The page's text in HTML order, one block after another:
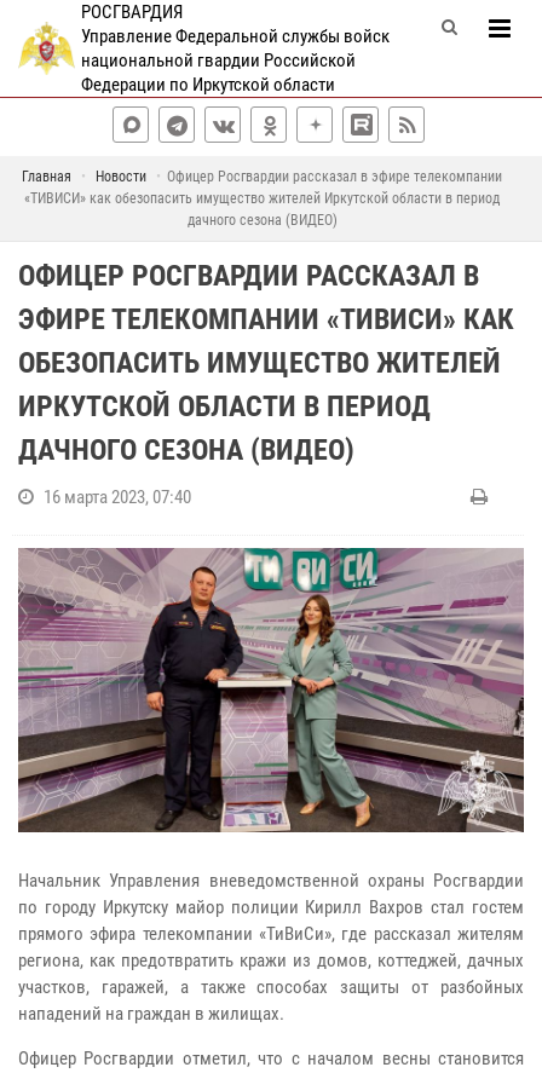
РОСГВАРДИЯ
Управление Федеральной службы войск
национальной гвардии Российской
Федерации по Иркутской области
Главная Новости
Офицер Росгвардии рассказал в эфире телекомпании
«ТИВИСИ» как обезопасить имущество жителей Иркутской области в период
дачного сезона (ВИДЕО)
ОФИЦЕР РОСГВАРДИИ РАССКАЗАЛ В
ЭФИРЕ ТЕЛЕКОМПАНИИ «ТИВИСИ» КАК
ОБЕЗОПАСИТЬ ИМУЩЕСТВО ЖИТЕЛЕЙ
ИРКУТСКОЙ ОБЛАСТИ В ПЕРИОД
ДАЧНОГО СЕЗОНА (ВИДЕО)
16 марта 2023, 07:40
Начальник Управления вневедомственной охраны Росгвардии
по городу Иркутску майор полиции Кирилл Вахров стал гостем
прямого эфира телекомпании «ТиВиСи», где рассказал жителям
региона, как предотвратить кражи из домов, коттеджей, дачных
участков, гаражей, а также способах защиты от разбойных
нападений на граждан в жилищах.
Офицер Росгвардии отметил, что с началом весны становится